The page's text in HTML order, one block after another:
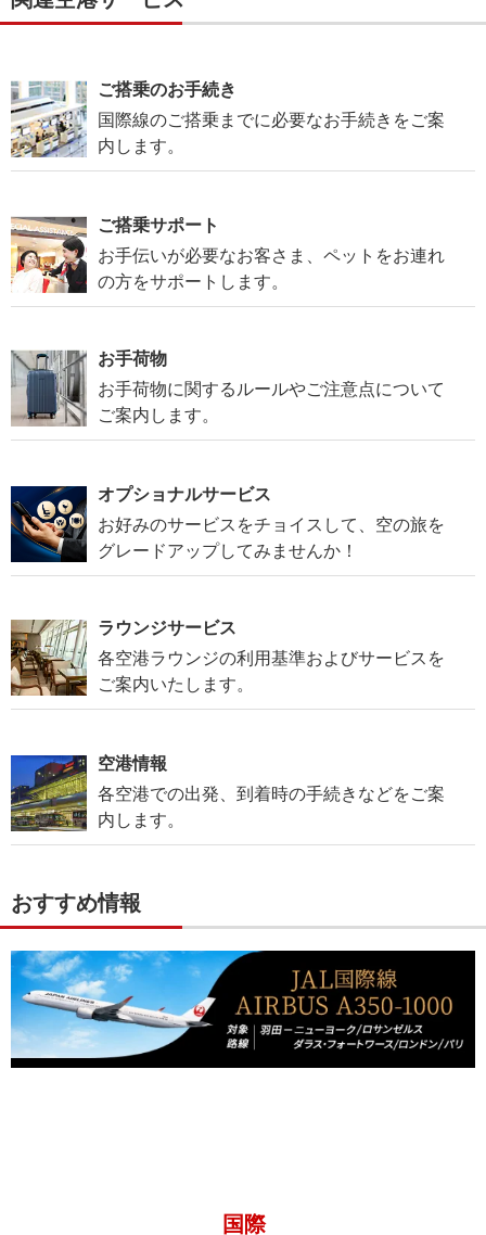
ご搭乗のお手続き
国際線のご搭乗までに必要なお手続きをご案
内します。
ご搭乗サポート
お手伝いが必要なお客さま、ペットをお連れ
の方をサポートします。
お手荷物
お手荷物に関するルールやご注意点について
ご案内します。
オプショナルサービス
お好みのサービスをチョイスして、空の旅を
グレードアップしてみませんか！
ラウンジサービス
各空港ラウンジの利用基準およびサービスを
ご案内いたします。
空港情報
各空港での出発、到着時の手続きなどをご案
内します。
おすすめ情報
国際